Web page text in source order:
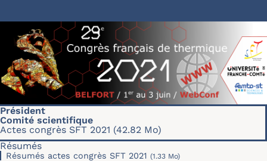
Président
Comité scientifique
Actes congrès SFT 2021 (42.82 Mo)
Résumés
Résumés actes congrès SFT 2021 (1.33 Mo)